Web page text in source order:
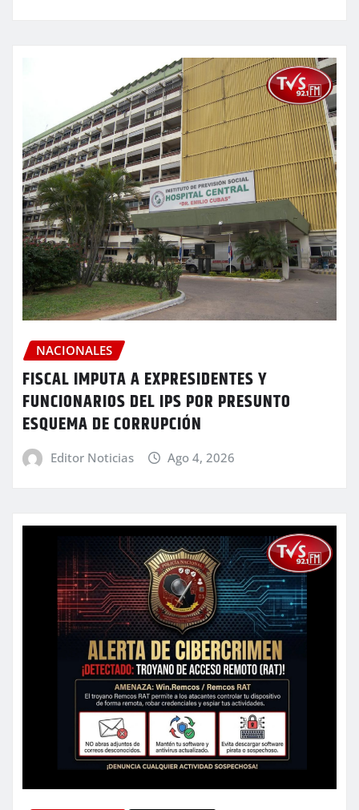
NACIONALES
FISCAL IMPUTA A EXPRESIDENTES Y
FUNCIONARIOS DEL IPS POR PRESUNTO
ESQUEMA DE CORRUPCIÓN
Editor Noticias Ago 4, 2026